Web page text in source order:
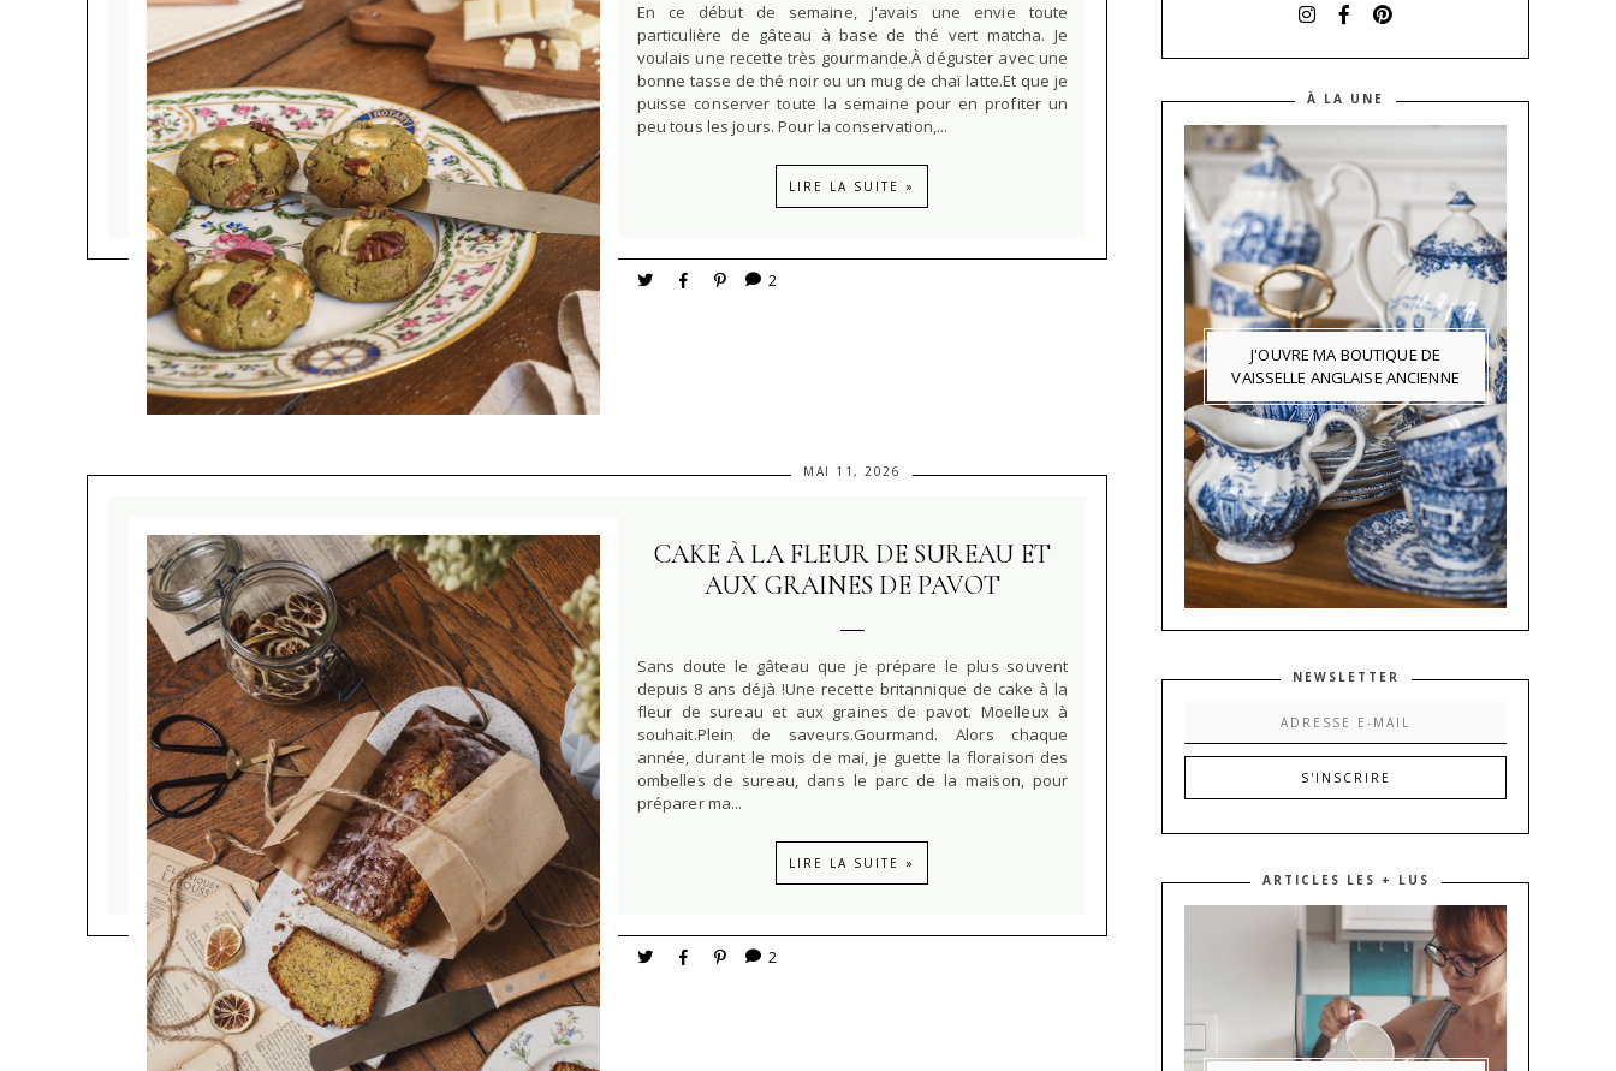
En ce début de semaine, j'avais une envie toute
particulière de gâteau à base de thé vert matcha. Je
voulais une recette très gourmande.À déguster avec une
bonne tasse de thé noir ou un mug de chaï latte.Et que je
puisse conserver toute la semaine pour en profiter un
peu tous les jours. Pour la conservation,...
LIRE LA SUITE »
2
MAI 11, 2026
CAKE À LA FLEUR DE SUREAU ET
AUX GRAINES DE PAVOT
Sans doute le gâteau que je prépare le plus souvent
depuis 8 ans déjà !Une recette britannique de cake à la
fleur de sureau et aux graines de pavot. Moelleux à
souhait.Plein de saveurs.Gourmand. Alors chaque
année, durant le mois de mai, je guette la floraison des
ombelles de sureau, dans le parc de la maison, pour
préparer ma...
LIRE LA SUITE »
2
À LA UNE
J'OUVRE MA BOUTIQUE DE
VAISSELLE ANGLAISE ANCIENNE
NEWSLETTER
ARTICLES LES + LUS